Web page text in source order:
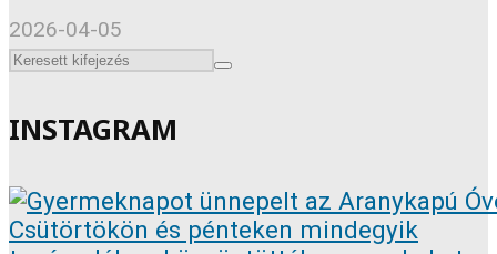
2026-04-05
INSTAGRAM